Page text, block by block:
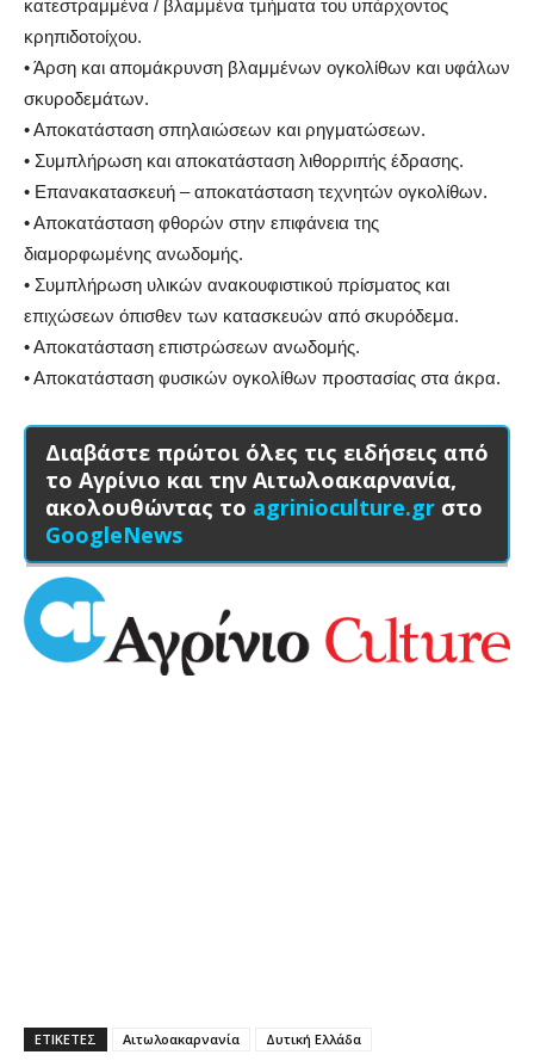
κατεστραμμένα / βλαμμένα τμήματα του υπάρχοντος
κρηπιδοτοίχου.
• Άρση και απομάκρυνση βλαμμένων ογκολίθων και υφάλων
σκυροδεμάτων.
• Αποκατάσταση σπηλαιώσεων και ρηγματώσεων.
• Συμπλήρωση και αποκατάσταση λιθορριπής έδρασης.
• Επανακατασκευή – αποκατάσταση τεχνητών ογκολίθων.
• Αποκατάσταση φθορών στην επιφάνεια της
διαμορφωμένης ανωδομής.
• Συμπλήρωση υλικών ανακουφιστικού πρίσματος και
επιχώσεων όπισθεν των κατασκευών από σκυρόδεμα.
• Αποκατάσταση επιστρώσεων ανωδομής.
• Αποκατάσταση φυσικών ογκολίθων προστασίας στα άκρα.
Διαβάστε πρώτοι όλες τις ειδήσεις από
το Αγρίνιο και την Αιτωλοακαρνανία,
ακολουθώντας το agrinioculture.gr στο
GoogleNews
ΕΤΙΚΕΤΕΣ Αιτωλοακαρνανία Δυτική Ελλάδα